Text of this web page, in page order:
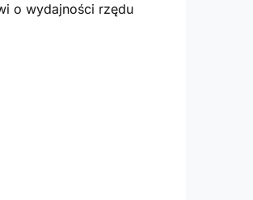
o wydajności rzędu